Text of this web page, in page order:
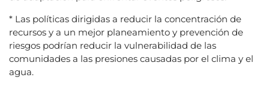
* Las políticas dirigidas a reducir la concentración de
recursos y a un mejor planeamiento y prevención de
riesgos podrían reducir la vulnerabilidad de las
comunidades a las presiones causadas por el clima y el
agua.